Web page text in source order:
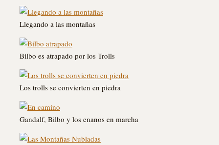
Llegando a las montañas
Bilbo es atrapado por los Trolls
Los trolls se convierten en piedra
Gandalf, Bilbo y los enanos en marcha